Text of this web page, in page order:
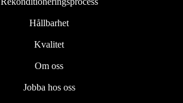
Hållbarhet
Kvalitet
Om oss
Jobba hos oss